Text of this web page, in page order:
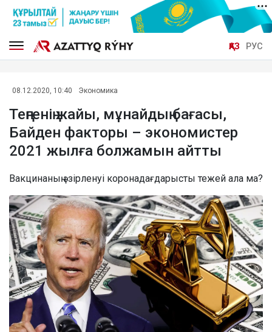
ҚАЗ РУС
08.12.2020, 10:40 Экономика
Теңгенің жайы, мұнайдың бағасы,
Байден факторы – экономистер
2021 жылға болжамын айтты
Вакцинаның әзірленуі коронадағдарысты тежей ала ма?